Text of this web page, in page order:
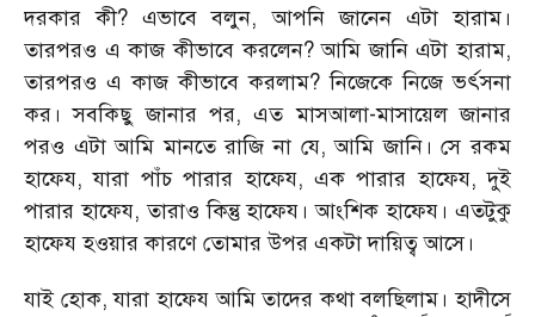
দরকার কী? এভাবে বলুন, আপনি জানেন এটা হারাম।
তারপরও এ কাজ কীভাবে করলেন? আমি জানি এটা হারাম,
তারপরও এ কাজ কীভাবে করলাম? নিজেকে নিজে ভর্ৎসনা
কর। সবকিছু জানার পর, এত মাসআলা-মাসায়েল জানার
পরও এটা আমি মানতে রাজি না যে, আমি জানি। সে রকম
হাফেয, যারা পাঁচ পারার হাফেয, এক পারার হাফেয, দুই
পারার হাফেয, তারাও কিন্তু হাফেয। আংশিক হাফেয। এতটুকু
হাফেয হওয়ার কারণে তোমার উপর একটা দায়িত্ব আসে।
যাই হোক, যারা হাফেয আমি তাদের কথা বলছিলাম। হাদীসে